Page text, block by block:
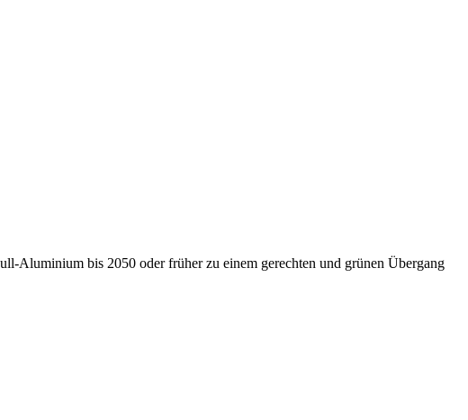
Aluminium bis 2050 oder früher zu einem gerechten und grünen Übergang